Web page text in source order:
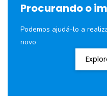
Procurando o
Podemos ajudá-lo a
novo